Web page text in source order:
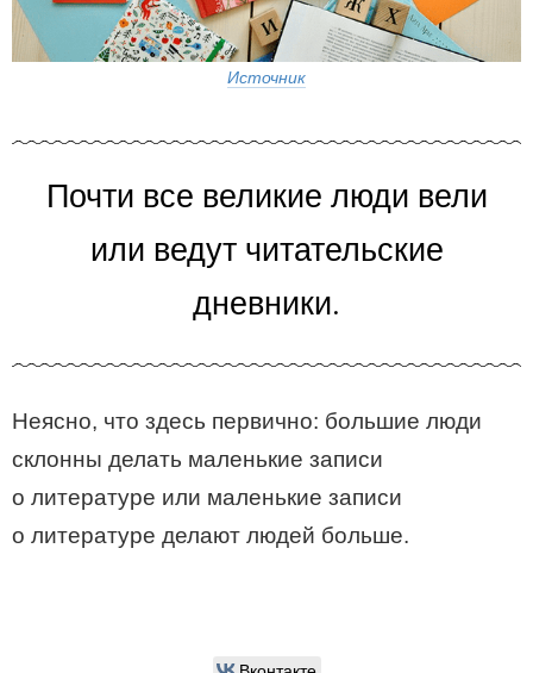
Источник
Почти все великие люди вели
или ведут читательские
дневники.
Неясно, что здесь первично: большие люди
склонны делать маленькие записи
о литературе или маленькие записи
о литературе делают людей больше.